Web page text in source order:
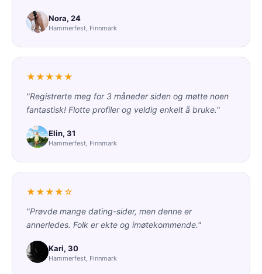
Nora, 24
Hammerfest, Finnmark
★★★★★
"Registrerte meg for 3 måneder siden og møtte noen
fantastisk! Flotte profiler og veldig enkelt å bruke."
Elin, 31
Hammerfest, Finnmark
★★★★☆
"Prøvde mange dating-sider, men denne er
annerledes. Folk er ekte og imøtekommende."
Kari, 30
Hammerfest, Finnmark